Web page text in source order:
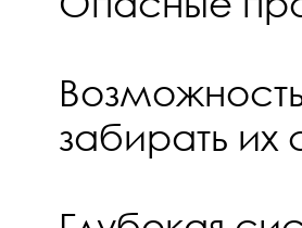
забирать